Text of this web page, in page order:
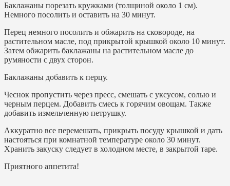
Баклажаны порезать кружками (толщиной около 1 см).
Немного посолить и оставить на 30 минут.
Перец немного посолить и обжарить на сковороде, на
растительном масле, под прикрытой крышкой около 10 минут.
Затем обжарить баклажаны на растительном масле до
румяности с двух сторон.
Баклажаны добавить к перцу.
Чеснок пропустить через пресс, смешать с уксусом, солью и
черным перцем. Добавить смесь к горячим овощам. Также
добавить измельченную петрушку.
Аккуратно все перемешать, прикрыть посуду крышкой и дать
настояться при комнатной температуре около 30 минут.
Хранить закуску следует в холодном месте, в закрытой таре.
Приятного аппетита!